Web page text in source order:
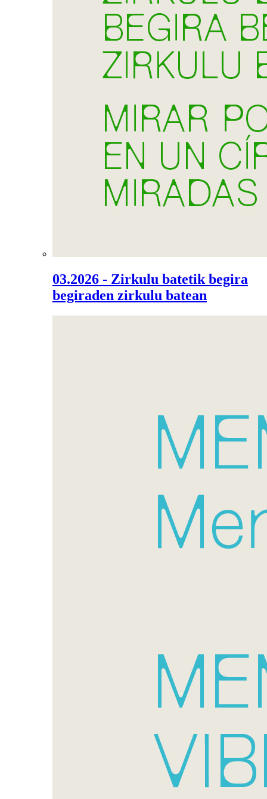
03.2026 - Zirkulu batetik begira
begiraden zirkulu batean